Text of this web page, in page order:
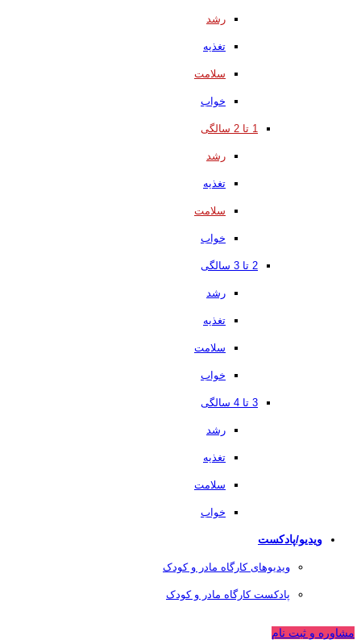
رشد
تغذیه
سلامت
خواب
1 تا 2 سالگی
رشد
تغذیه
سلامت
خواب
2 تا 3 سالگی
رشد
تغذیه
سلامت
خواب
3 تا 4 سالگی
رشد
تغذیه
سلامت
خواب
ویدیو/پادکست
ویدیوهای کارگاه مادر و کودک
پادکست کارگاه مادر و کودک
مشاوره و ثبت نام